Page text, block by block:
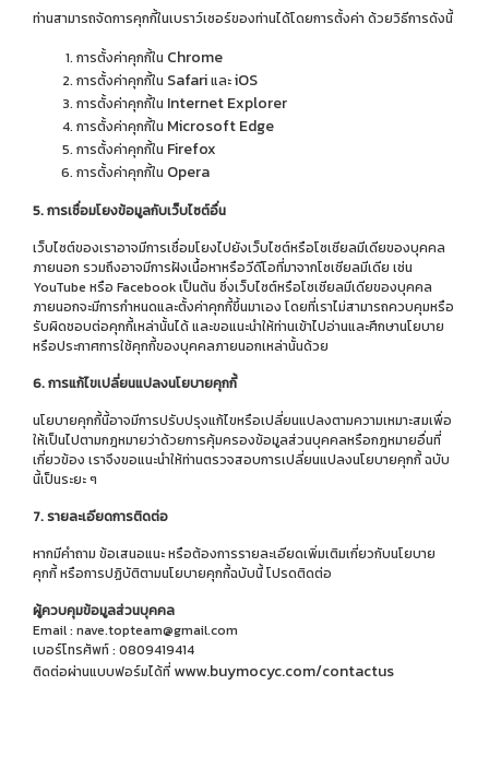
ท่านสามารถจัดการคุกกี้ในเบราว์เซอร์ของท่านได้โดยการตั้งค่า ด้วยวิธีการดังนี้
การตั้งค่าคุกกี้ใน Chrome
การตั้งค่าคุกกี้ใน SafariและiOS
การตั้งค่าคุกกี้ใน Internet Explorer
การตั้งค่าคุกกี้ใน Microsoft Edge
การตั้งค่าคุกกี้ใน Firefox
การตั้งค่าคุกกี้ใน Opera
5. การเชื่อมโยงข้อมูลกับเว็บไซต์อื่น
เว็บไซต์ของเราอาจมีการเชื่อมโยงไปยังเว็บไซต์หรือโซเชียลมีเดียของบุคคล
ภายนอก รวมถึงอาจมีการฝังเนื้อหาหรือวีดีโอที่มาจากโซเชียลมีเดีย เช่น
YouTube หรือ Facebook เป็นต้น ซึ่งเว็บไซต์หรือโซเชียลมีเดียของบุคคล
ภายนอกจะมีการกำหนดและตั้งค่าคุกกี้ขึ้นมาเอง โดยที่เราไม่สามารถควบคุมหรือ
รับผิดชอบต่อคุกกี้เหล่านั้นได้ และขอแนะนำให้ท่านเข้าไปอ่านและศึกษานโยบาย
หรือประกาศการใช้คุกกี้ของบุคคลภายนอกเหล่านั้นด้วย
6. การแก้ไขเปลี่ยนแปลงนโยบายคุกกี้
นโยบายคุกกี้นี้อาจมีการปรับปรุงแก้ไขหรือเปลี่ยนแปลงตามความเหมาะสมเพื่อ
ให้เป็นไปตามกฎหมายว่าด้วยการคุ้มครองข้อมูลส่วนบุคคลหรือกฎหมายอื่นที่
เกี่ยวข้อง เราจึงขอแนะนำให้ท่านตรวจสอบการเปลี่ยนแปลงนโยบายคุกกี้ ฉบับ
นี้เป็นระยะ ๆ
7. รายละเอียดการติดต่อ
หากมีคำถาม ข้อเสนอแนะ หรือต้องการรายละเอียดเพิ่มเติมเกี่ยวกับนโยบาย
คุกกี้ หรือการปฏิบัติตามนโยบายคุกกี้ฉบับนี้ โปรดติดต่อ
ผู้ควบคุมข้อมูลส่วนบุคคล
Email : nave.topteam@gmail.com
เบอร์โทรศัพท์ : 0809419414
ติดต่อผ่านแบบฟอร์มได้ที่ www.buymocyc.com/contactus